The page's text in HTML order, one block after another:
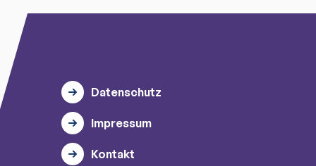
Datenschutz
Impressum
Kontakt